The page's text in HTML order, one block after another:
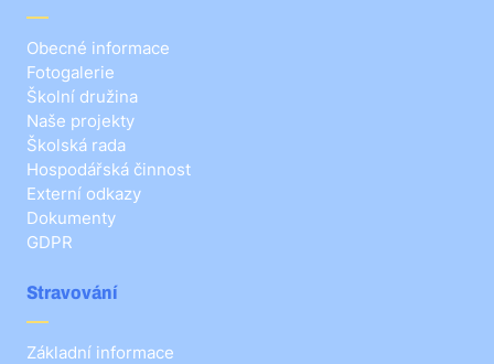
Obecné informace
Fotogalerie
Školní družina
Naše projekty
Školská rada
Hospodářská činnost
Externí odkazy
Dokumenty
GDPR
Stravování
Základní informace